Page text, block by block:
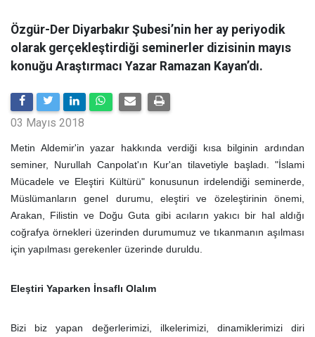
Özgür-Der Diyarbakır Şubesi’nin her ay periyodik
olarak gerçekleştirdiği seminerler dizisinin mayıs
konuğu Araştırmacı Yazar Ramazan Kayan’dı.
03 Mayıs 2018
Metin Aldemir'in yazar hakkında verdiği kısa bilginin ardından
seminer, Nurullah Canpolat'ın Kur'an tilavetiyle başladı. "İslami
Mücadele ve Eleştiri Kültürü" konusunun irdelendiği seminerde,
Müslümanların genel durumu, eleştiri ve özeleştirinin önemi,
Arakan, Filistin ve Doğu Guta gibi acıların yakıcı bir hal aldığı
coğrafya örnekleri üzerinden durumumuz ve tıkanmanın aşılması
için yapılması gerekenler üzerinde duruldu.
Eleştiri Yaparken İnsaflı Olalım
Bizi biz yapan değerlerimizi, ilkelerimizi, dinamiklerimizi diri